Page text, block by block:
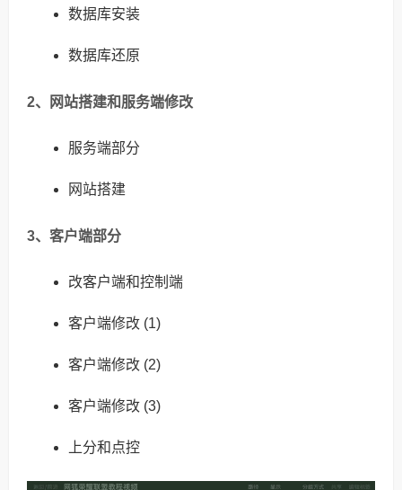
数据库安装
数据库还原
2、网站搭建和服务端修改
服务端部分
网站搭建
3、客户端部分
改客户端和控制端
客户端修改 (1)
客户端修改 (2)
客户端修改 (3)
上分和点控